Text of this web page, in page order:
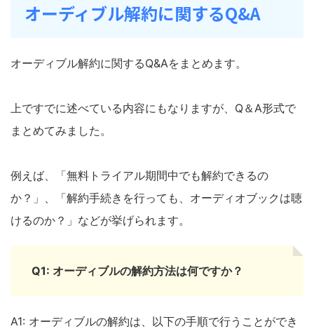
オーディブル解約に関するQ&A
オーディブル解約に関するQ&Aをまとめます。
上ですでに述べている内容にもなりますが、Q＆A形式で
まとめてみました。
例えば、「無料トライアル期間中でも解約できるの
か？」、「解約手続きを行っても、オーディオブックは聴
けるのか？」などが挙げられます。
Q1: オーディブルの解約方法は何ですか？
A1: オーディブルの解約は、以下の手順で行うことができ